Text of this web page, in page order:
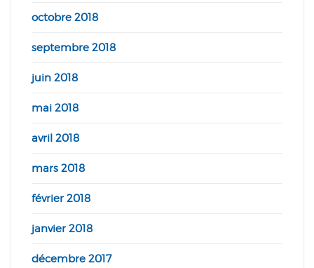
octobre 2018
septembre 2018
juin 2018
mai 2018
avril 2018
mars 2018
février 2018
janvier 2018
décembre 2017